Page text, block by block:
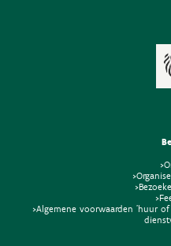
>Algemene voorwaarden 'huur